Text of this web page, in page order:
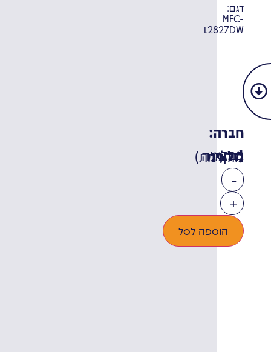
דגם:
MFC-
L2827DW
חברה:
מלאי:
1 במלאי (ניתן להזמנה מוקדמת)
-
+
הוספה לסל